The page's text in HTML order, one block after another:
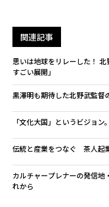
関連記事
思いは地球をリレーした！
すごい展開」
黒澤明も期待した北野武監督
「文化大国」というビジョ
伝統と産業をつなぐ 茶人起
カルチャープレナーの発信
れから